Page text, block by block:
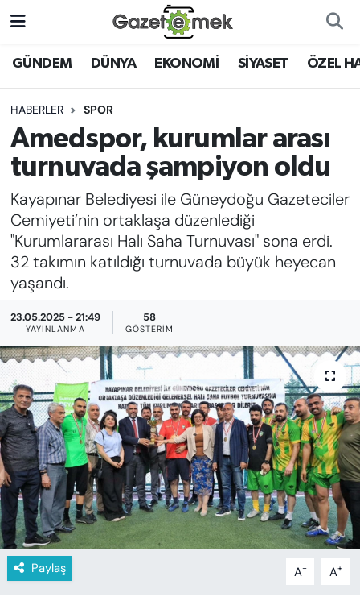
GÜNDEM DÜNYA EKONOMİ SİYASET ÖZEL
HABERLER SPOR
Amedspor, kurumlar arası
turnuvada şampiyon oldu
Kayapınar Belediyesi ile Güneydoğu Gazeteciler
Cemiyeti’nin ortaklaşa düzenlediği
"Kurumlararası Halı Saha Turnuvası" sona erdi.
32 takımın katıldığı turnuvada büyük heyecan
yaşandı.
23.05.2025 - 21:49
YAYINLANMA
58
GÖSTERIM
Paylaş A- A+
DÜNYA
EKONOMİ
EMEK HABERLERİ
YENİ MEDYADA EMEK
GAZETECİLİĞİNİ GELİŞTİRMEK
FAYDALI BİLGİLER
GÜNDEM
EĞİTİM
KADIN
SAĞLIK
SPOR
KÜLTÜR-SANAT
MAGAZİN
ÖZEL HABER
Nöbetçi Eczaneler
Hava Durumu
İstanbul Namaz Vakitleri
Süper Lig Puan Durumu ve Fikstür
Tüm Manşetler
Son Dakika Haberleri
Haber Arşivi